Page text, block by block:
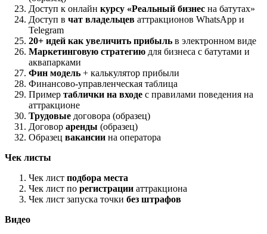
Доступ к онлайн курсу «Реальный бизнес на батутах»
Доступ в чат владельцев аттракционов WhatsApp и
Telegram
20+ идей как увеличить прибыль в электронном виде
Маркетинговую стратегию для бизнеса с батутами и
аквапарками
Фин модель + калькулятор прибыли
Финансово-управленческая таблица
Пример таблички на входе с правилами поведения на
аттракционе
Трудовые договора (образец)
Договор аренды (образец)
Образец вакансии на оператора
Чек листы
Чек лист подбора места
Чек лист по регистрации аттракциона
Чек лист запуска точки без штрафов
Видео